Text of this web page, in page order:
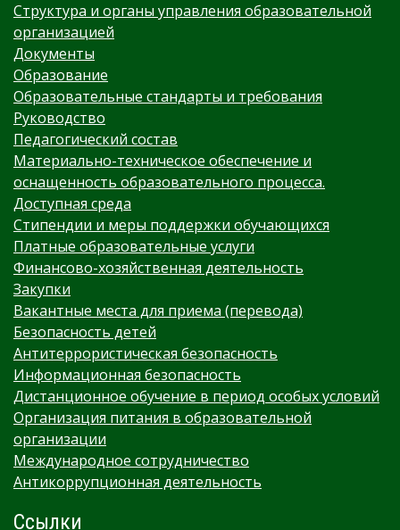
Структура и органы управления образовательной
организацией
Документы
Образование
Образовательные стандарты и требования
Руководство
Педагогический состав
Материально-техническое обеспечение и
оснащенность образовательного процесса.
Доступная среда
Стипендии и меры поддержки обучающихся
Платные образовательные услуги
Финансово-хозяйственная деятельность
Закупки
Вакантные места для приема (перевода)
Безопасность детей
Антитеррористическая безопасность
Информационная безопасность
Дистанционное обучение в период особых условий
Организация питания в образовательной
организации
Международное сотрудничество
Антикоррупционная деятельность
Ссылки